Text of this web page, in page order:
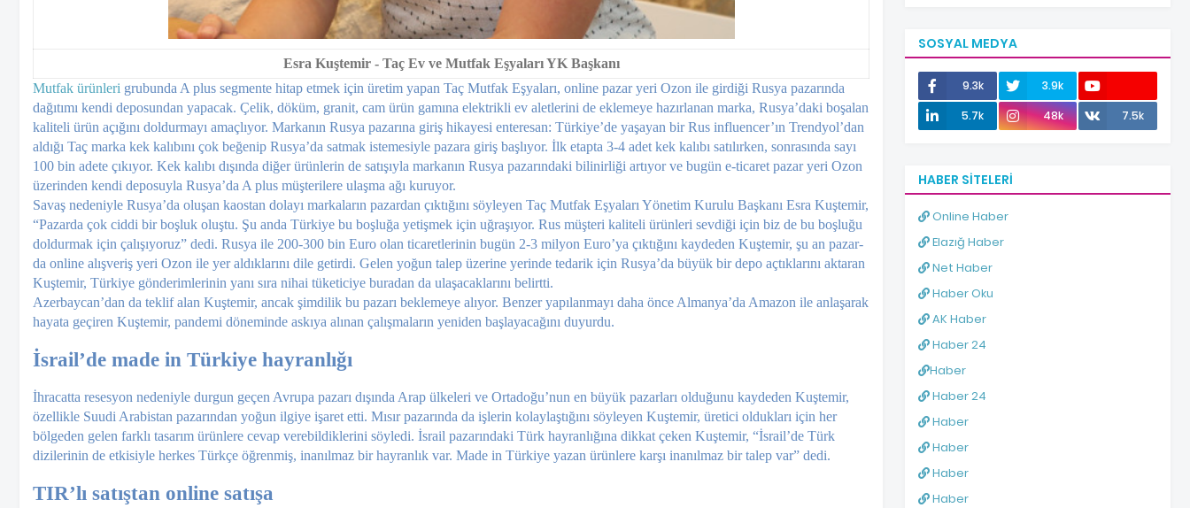
Esra Kuştemir - Taç Ev ve Mutfak Eşyaları YK Başkanı
Mutfak ürünleri gru­bunda A plus seg­mente hitap etmek için üretim yapan Taç Mut­fak Eşyaları, online pazar yeri Ozon ile girdiği Rusya pazarın­da
dağıtımı kendi deposundan yapacak. Çelik, döküm, granit, cam ürün gamına elektrikli ev aletlerini de eklemeye hazır­lanan marka, Rusya’daki bo­şalan
kaliteli ürün açığını dol­durmayı amaçlıyor. Markanın Rusya pazarına giriş hikayesi enteresan: Türkiye’de yaşayan bir Rus influencer’ın Trend­yol’dan
aldığı Taç marka kek kalıbını çok beğenip Rusya’da satmak istemesiyle pazara gi­riş başlıyor. İlk etapta 3-4 adet kek kalıbı satılırken, sonrasın­da sayı
100 bin adete çıkıyor. Kek kalıbı dışında diğer ürün­lerin de satışıyla markanın Rusya pazarındaki bilinirliği artıyor ve bugün e-ticaret pa­zar yeri Ozon
üzerinden ken­di deposuyla Rusya’da A plus müşterilere ulaşma ağı kuru­yor.
Savaş nedeniyle Rusya’da oluşan kaostan dolayı marka­ların pazardan çıktığını söy­leyen Taç Mutfak Eşyaları Yö­netim Kurulu Başkanı Esra Kuştemir,
“Pazarda çok cid­di bir boşluk oluştu. Şu anda Türkiye bu boşluğa yetişmek için uğraşıyor. Rus müşteri kaliteli ürünleri sevdiği için biz de bu boşluğu
doldurmak için çalışıyoruz” dedi. Rusya ile 200-300 bin Euro olan ti­caretlerinin bugün 2-3 mil­yon Euro’ya çıktığını kayde­den Kuştemir, şu an pazar­
da online alışveriş yeri Ozon ile yer aldıklarını dile getir­di. Gelen yoğun talep üzeri­ne yerinde tedarik için Rus­ya’da büyük bir depo açtıkları­nı aktaran
Kuştemir, Türkiye gönderimlerinin yanı sıra ni­hai tüketiciye buradan da ula­şacaklarını belirtti.
Azerbaycan’dan da teklif alan Kuştemir, ancak şimdi­lik bu pazarı beklemeye alı­yor. Benzer yapılanmayı daha önce Almanya’da Amazon ile anlaşarak
hayata geçiren Kuş­temir, pandemi döneminde askıya alınan çalışmaların ye­niden başlayacağını duyurdu.
İsrail’de made in Türkiye hayranlığı
İhracatta resesyon nede­niyle durgun geçen Avrupa pazarı dışında Arap ülkele­ri ve Ortadoğu’nun en büyük pazarları olduğunu kayde­den Kuştemir,
özellikle Suudi Arabistan pazarından yoğun ilgiye işaret etti. Mısır paza­rında da işlerin kolaylaştığını söyleyen Kuştemir, üretici ol­dukları için her
bölgeden ge­len farklı tasarım ürünlere ce­vap verebildiklerini söyledi. İsrail pazarındaki Türk hay­ranlığına dikkat çeken Kuşte­mir, “İsrail’de Türk
dizilerinin de etkisiyle herkes Türkçe öğ­renmiş, inanılmaz bir hayran­lık var. Made in Türkiye yazan ürünlere karşı inanılmaz bir talep var” dedi.
TIR’lı satıştan online satışa
SOSYAL MEDYA
9.3k
3.9k
12.0k
5.7k 48k 7.5k
HABER SITELERI
Online Haber
Elazığ Haber
Net Haber
Haber Oku
AK Haber
Haber 24
Haber
Haber 24
Haber
Haber
Haber
Haber